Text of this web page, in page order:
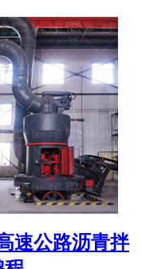
速公路沥青拌